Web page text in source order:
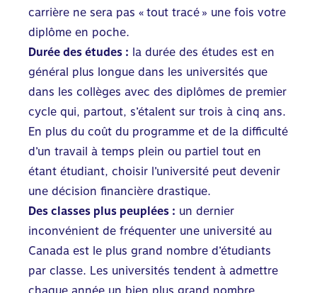
carrière ne sera pas « tout tracé » une fois votre
diplôme en poche.
Durée des études : la durée des études est en
général plus longue dans les universités que
dans les collèges avec des diplômes de premier
cycle qui, partout, s’étalent sur trois à cinq ans.
En plus du coût du programme et de la difficulté
d’un travail à temps plein ou partiel tout en
étant étudiant, choisir l’université peut devenir
une décision financière drastique.
Des classes plus peuplées : un dernier
inconvénient de fréquenter une université au
Canada est le plus grand nombre d’étudiants
par classe. Les universités tendent à admettre
chaque année un bien plus grand nombre